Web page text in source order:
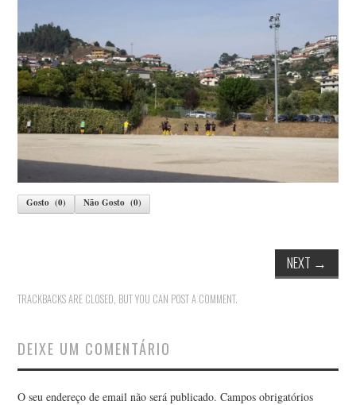
POLÍTICA DE
PRIVACIDADE
Gosto (0) Não Gosto (0)
NEXT →
TRACKBACKS ARE CLOSED, BUT YOU CAN POST A COMMENT.
DEIXE UM COMENTÁRIO
O seu endereço de email não será publicado. Campos obrigatórios